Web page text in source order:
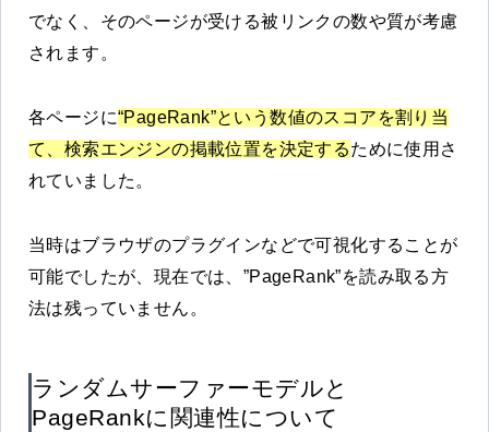
でなく、そのページが受ける被リンクの数や質が考慮
されます。
各ページに“PageRank”という数値のスコアを割り当
て、検索エンジンの掲載位置を決定するために使用さ
れていました。
当時はブラウザのプラグインなどで可視化することが
可能でしたが、現在では、”PageRank”を読み取る方
法は残っていません。
ランダムサーファーモデルと
PageRankに関連性について